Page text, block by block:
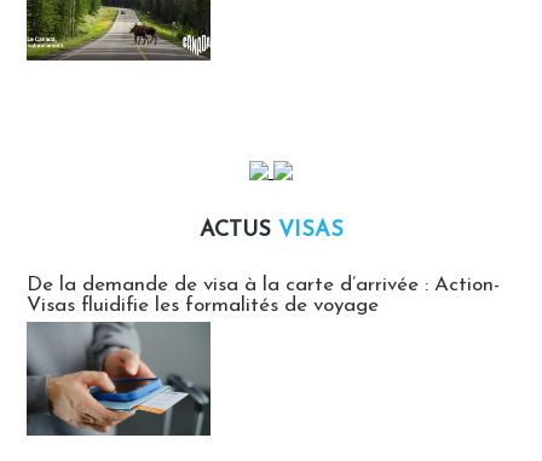
ACTUS VISAS
De la demande de visa à la carte d’arrivée : Action-
Visas fluidifie les formalités de voyage